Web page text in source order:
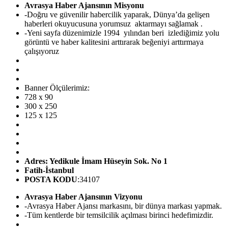
Avrasya Haber Ajansının Misyonu
-Doğru ve güvenilir habercilik yaparak, Dünya’da gelişen
haberleri okuyucusuna yorumsuz aktarmayı sağlamak .
-Yeni sayfa düzenimizle 1994 yılından beri izlediğimiz yolu
görüntü ve haber kalitesini arttırarak beğeniyi arttırmaya
çalışıyoruz
Banner Ölçülerimiz:
728 x 90
300 x 250
125 x 125
Adres: Yedikule İmam Hüseyin Sok. No 1
Fatih-İstanbul
POSTA KODU:34107
Avrasya Haber Ajansının Vizyonu
-Avrasya Haber Ajansı markasını, bir dünya markası yapmak.
-Tüm kentlerde bir temsilcilik açılması birinci hedefimizdir.